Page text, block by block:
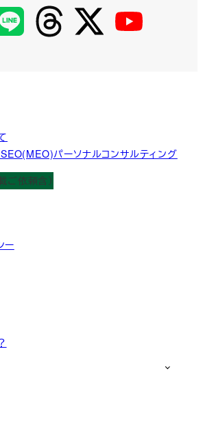
】
【LINE】 【threads】 【Twitter】
SEO(MEO)パーソナルコンサルティング
ご依頼含）
ー